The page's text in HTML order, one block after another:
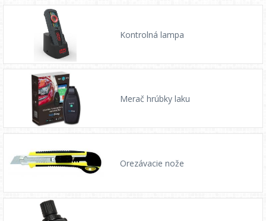
Kontrolná lampa
Merač hrúbky laku
Orezávacie nože